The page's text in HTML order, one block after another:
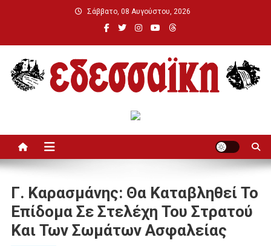
Σάββατο, 08 Αυγούστου, 2026
Γ. Καρασμάνης: Θα Καταβληθεί Το
Επίδομα Σε Στελέχη Του Στρατού
Και Των Σωμάτων Ασφαλείας